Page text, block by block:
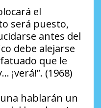
el
será puesto,
antes del
debe alejarse
que le
¡verá!”. (1968)
hablarán un